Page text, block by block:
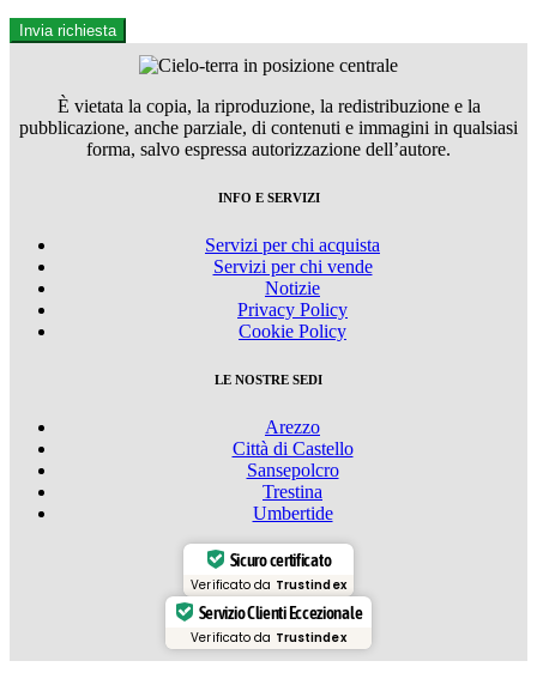
Invia richiesta
È vietata la copia, la riproduzione, la redistribuzione e la
pubblicazione, anche parziale, di contenuti e immagini in qualsiasi
forma, salvo espressa autorizzazione dell’autore.
INFO E SERVIZI
Servizi per chi acquista
Servizi per chi vende
Notizie
Privacy Policy
Cookie Policy
LE NOSTRE SEDI
Arezzo
Città di Castello
Sansepolcro
Trestina
Umbertide
Sicuro certificato
Verificato da Trustindex
Servizio Clienti Eccezionale
Verificato da Trustindex